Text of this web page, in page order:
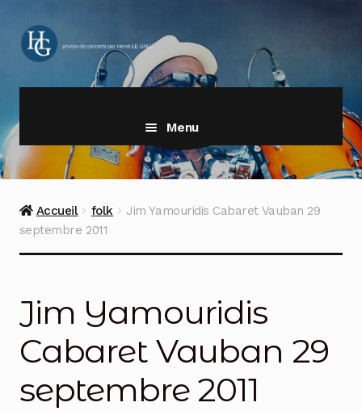
à
la
au
contenu
Menu
Accueil folk
Jim Yamouridis Cabaret Vauban 29
septembre 2011
Jim Yamouridis
Cabaret Vauban 29
septembre 2011